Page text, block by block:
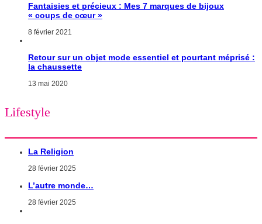
Fantaisies et précieux : Mes 7 marques de bijoux
« coups de cœur »
8 février 2021
Retour sur un objet mode essentiel et pourtant méprisé :
la chaussette
13 mai 2020
Lifestyle
La Religion
28 février 2025
L’autre monde…
28 février 2025